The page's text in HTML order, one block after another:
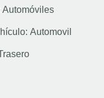
Automóviles
Automovil